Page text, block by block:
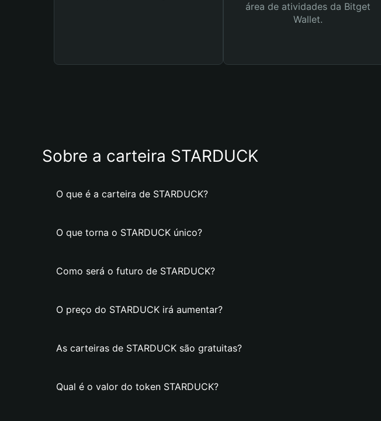
área de atividades da Bitget
Wallet.
Sobre a carteira STARDUCK
O que é a carteira de STARDUCK?
O que torna o STARDUCK único?
Como será o futuro de STARDUCK?
O preço do STARDUCK irá aumentar?
As carteiras de STARDUCK são gratuitas?
Qual é o valor do token STARDUCK?